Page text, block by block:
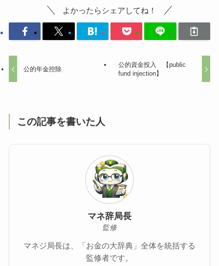
よかったらシェアしてね！
公的年金控除
公的資金投入 【public
fund injection】
この記事を書いた人
マネ辞局長
監修
マネジ局長は、「お金の大辞典」全体を統括する
監修者です。